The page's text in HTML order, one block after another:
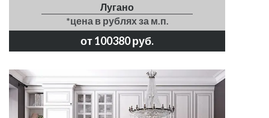
Лугано
*цена в рублях за м.п.
от 100380 руб.